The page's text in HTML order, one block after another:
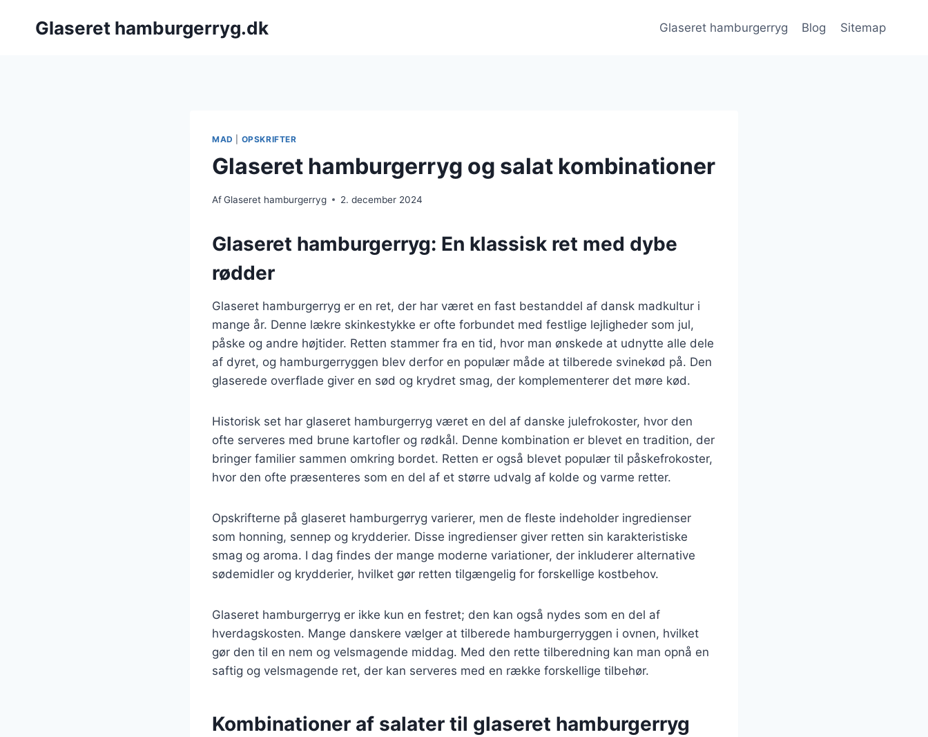
Glaseret hamburgerryg.dk Glaseret hamburgerryg Blog Sitemap
MAD OPSKRIFTER
Glaseret hamburgerryg og salat kombinationer
AfGlaseret hamburgerryg 2. december 2024
Glaseret hamburgerryg: En klassisk ret med dybe
rødder
Glaseret hamburgerryg er en ret, der har været en fast bestanddel af dansk madkultur i
mange år. Denne lækre skinkestykke er ofte forbundet med festlige lejligheder som jul,
påske og andre højtider. Retten stammer fra en tid, hvor man ønskede at udnytte alle dele
af dyret, og hamburgerryggen blev derfor en populær måde at tilberede svinekød på. Den
glaserede overflade giver en sød og krydret smag, der komplementerer det møre kød.
Historisk set har glaseret hamburgerryg været en del af danske julefrokoster, hvor den
ofte serveres med brune kartofler og rødkål. Denne kombination er blevet en tradition, der
bringer familier sammen omkring bordet. Retten er også blevet populær til påskefrokoster,
hvor den ofte præsenteres som en del af et større udvalg af kolde og varme retter.
Opskrifterne på glaseret hamburgerryg varierer, men de fleste indeholder ingredienser
som honning, sennep og krydderier. Disse ingredienser giver retten sin karakteristiske
smag og aroma. I dag findes der mange moderne variationer, der inkluderer alternative
sødemidler og krydderier, hvilket gør retten tilgængelig for forskellige kostbehov.
Glaseret hamburgerryg er ikke kun en festret; den kan også nydes som en del af
hverdagskosten. Mange danskere vælger at tilberede hamburgerryggen i ovnen, hvilket
gør den til en nem og velsmagende middag. Med den rette tilberedning kan man opnå en
saftig og velsmagende ret, der kan serveres med en række forskellige tilbehør.
Kombinationer af salater til glaseret hamburgerryg